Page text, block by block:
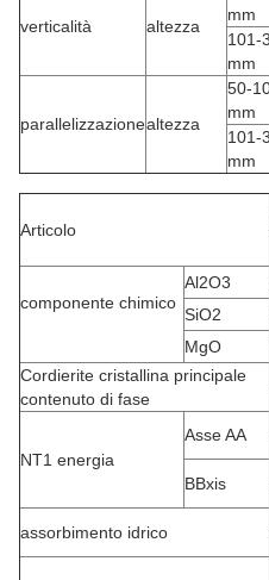
verticalità altezza
mm
101-
mm
parallelizzazionealtezza
50-
mm
101-
mm
Articolo
componente chimico
Al2O3
SiO2
MgO
Cordierite cristallina principale
contenuto di fase
NT1 energia
Asse AA
BBxis
assorbimento idrico